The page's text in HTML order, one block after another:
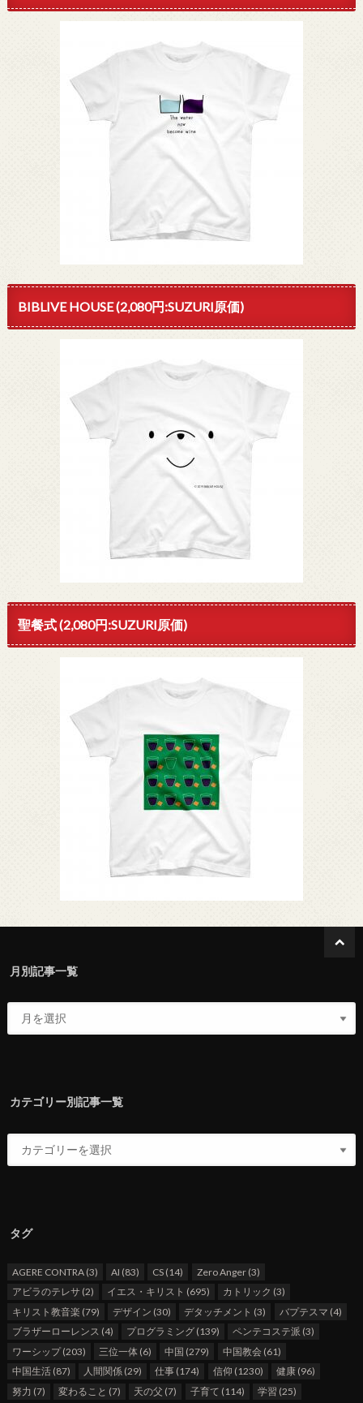
BIBLIVE HOUSE (2,080円:SUZURI原価)
聖餐式 (2,080円:SUZURI原価)
月別記事一覧
カテゴリー別記事一覧
タグ
AGERE CONTRA(3) AI (83) CS (14) Zero Anger(3)
アビラのテレサ(2) イエス・キリスト (695) カトリック (3)
キリスト教音楽 (79) デザイン (30) デタッチメント (3) バプテスマ (4)
ブラザーローレンス (4) プログラミング (139) ペンテコステ派 (3)
ワーシップ(203) 三位一体 (6) 中国 (279) 中国教会(61)
中国生活(87) 人間関係 (29) 仕事 (174) 信仰 (1230) 健康(96)
努力 (7) 変わること (7) 天の父 (7) 子育て (114) 学習 (25)